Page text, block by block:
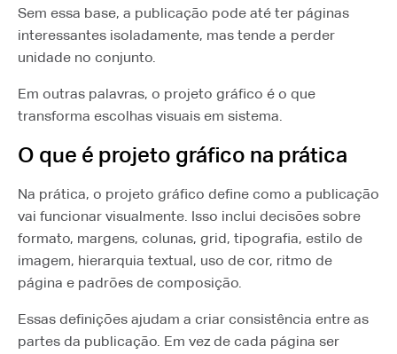
Sem essa base, a publicação pode até ter páginas
interessantes isoladamente, mas tende a perder
unidade no conjunto.
Em outras palavras, o projeto gráfico é o que
transforma escolhas visuais em sistema.
O que é projeto gráfico na prática
Na prática, o projeto gráfico define como a publicação
vai funcionar visualmente. Isso inclui decisões sobre
formato, margens, colunas, grid, tipografia, estilo de
imagem, hierarquia textual, uso de cor, ritmo de
página e padrões de composição.
Essas definições ajudam a criar consistência entre as
partes da publicação. Em vez de cada página ser